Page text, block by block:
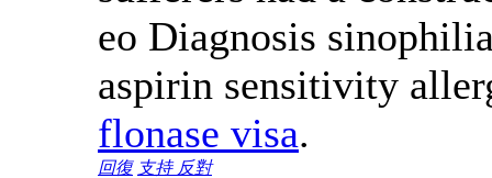
eo Diagnosis
aspirin sensitivity
flonase visa.
回復 支持 反對